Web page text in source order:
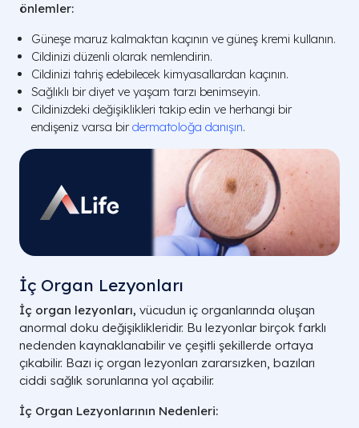
önlemler:
Güneşe maruz kalmaktan kaçının ve güneş kremi kullanın.
Cildinizi düzenli olarak nemlendirin.
Cildinizi tahriş edebilecek kimyasallardan kaçının.
Sağlıklı bir diyet ve yaşam tarzı benimseyin.
Cildinizdeki değişiklikleri takip edin ve herhangi bir
endişeniz varsa birdermatoloğa danışın.
İç Organ Lezyonları
İç organ lezyonları, vücudun iç organlarında oluşan
anormal doku değişiklikleridir. Bu lezyonlar birçok farklı
nedenden kaynaklanabilir ve çeşitli şekillerde ortaya
çıkabilir. Bazı iç organ lezyonları zararsızken, bazıları
ciddi sağlık sorunlarına yol açabilir.
İç Organ Lezyonlarının Nedenleri: